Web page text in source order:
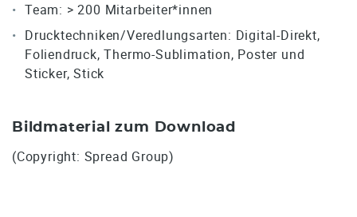
Team: > 200 Mitarbeiter*innen
Drucktechniken/Veredlungsarten: Digital-Direkt,
Foliendruck, Thermo-Sublimation, Poster und
Sticker, Stick
Bildmaterial zum Download
(Copyright: Spread Group)